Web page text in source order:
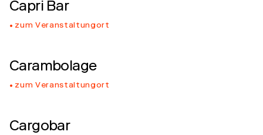
Capri Bar
zum Veranstaltungort
Carambolage
zum Veranstaltungort
Cargobar